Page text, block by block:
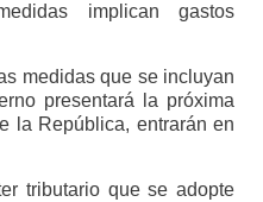
implican gastos
medidas que se incluyan
presentará la próxima
la República, entrarán en
tributario que se adopte